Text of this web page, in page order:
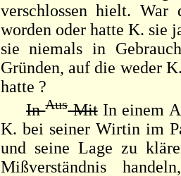
verschlossen hielt. War
worden oder hatte K. sie
sie niemals in
Gründen, auf die weder
hatte ?
InAusMitIn einem
K. bei seiner Wirtin im
und seine Lage zu
Mißverständnis